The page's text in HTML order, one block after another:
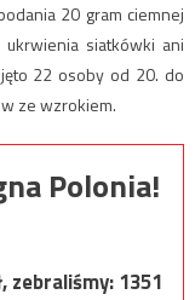
20 gram ciemnej
siatkówki ani
22 osoby od 20. do
ze wzrokiem.
Polonia!
zebraliśmy:1351